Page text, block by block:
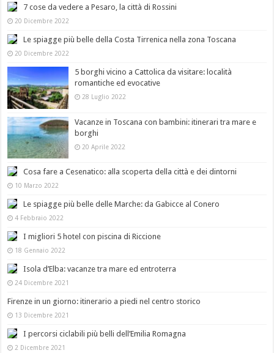
7 cose da vedere a Pesaro, la città di Rossini
20 Dicembre 2022
Le spiagge più belle della Costa Tirrenica nella zona Toscana
20 Dicembre 2022
5 borghi vicino a Cattolica da visitare: località
romantiche ed evocative
28 Luglio 2022
Vacanze in Toscana con bambini: itinerari tra mare e
borghi
20 Aprile 2022
Cosa fare a Cesenatico: alla scoperta della città e dei dintorni
10 Marzo 2022
Le spiagge più belle delle Marche: da Gabicce al Conero
4 Febbraio 2022
I migliori 5 hotel con piscina di Riccione
18 Gennaio 2022
Isola d’Elba: vacanze tra mare ed entroterra
24 Dicembre 2021
Firenze in un giorno: itinerario a piedi nel centro storico
13 Dicembre 2021
I percorsi ciclabili più belli dell’Emilia Romagna
2 Dicembre 2021